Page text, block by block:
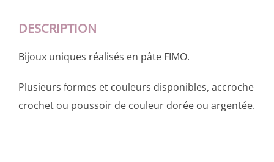
DESCRIPTION
Bijoux uniques réalisés en pâte FIMO.
Plusieurs formes et couleurs disponibles, accroche
crochet ou poussoir de couleur dorée ou argentée.